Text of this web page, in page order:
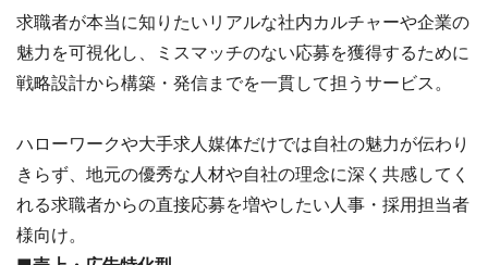
求職者が本当に知りたいリアルな社内カルチャーや企業の
魅力を可視化し、ミスマッチのない応募を獲得するために
戦略設計から構築・発信までを一貫して担うサービス。
ハローワークや大手求人媒体だけでは自社の魅力が伝わり
きらず、地元の優秀な人材や自社の理念に深く共感してく
れる求職者からの直接応募を増やしたい人事・採用担当者
様向け。